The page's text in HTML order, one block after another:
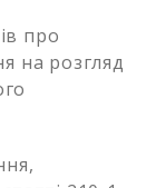
про
на розгляд